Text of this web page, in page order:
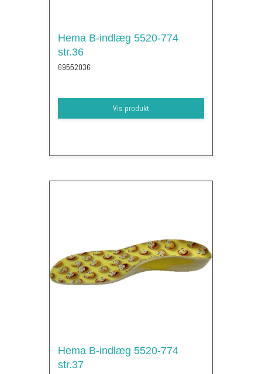
Hema B-indlæg 5520-774
str.36
69552036
Vis produkt
Hema B-indlæg 5520-774
str.37